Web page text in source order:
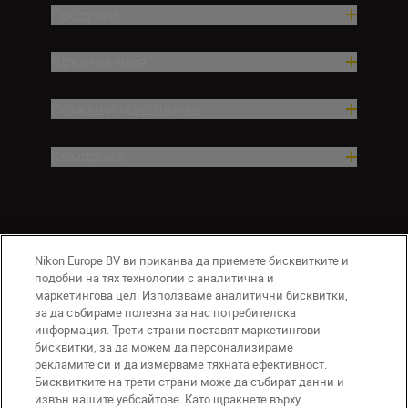
BG Nikon Sites
Връзка с нас
Съобщение за поверителност
Условия за използване
Съобщение за бисквитки
Nikon Europe BV ви приканва да приемете бисквитките и
подобни на тях технологии с аналитична и
маркетингова цел. Използваме аналитични бисквитки,
за да събираме полезна за нас потребителска
информация. Трети страни поставят маркетингови
бисквитки, за да можем да персонализираме
рекламите си и да измерваме тяхната ефективност.
Бисквитките на трети страни може да събират данни и
извън нашите уебсайтове. Като щракнете върху